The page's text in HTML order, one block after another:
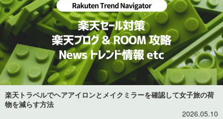
楽天トラベルでヘアアイロンとメイクミラーを確認して女子旅の荷
物を減らす方法
2026.05.10